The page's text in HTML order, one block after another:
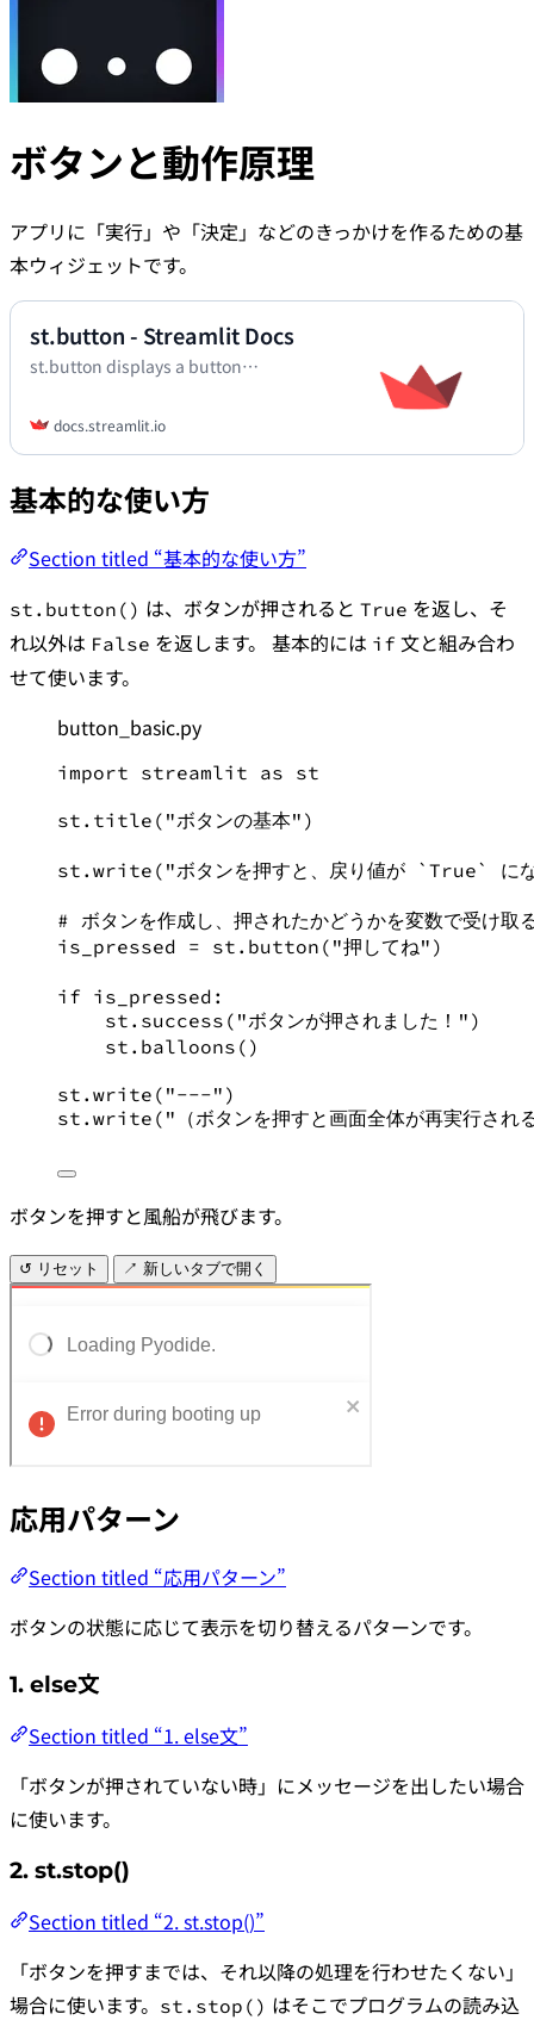
ボタンと動作原理
アプリに「実行」や「決定」などのきっかけを作るための基
本ウィジェットです。
st.button - Streamlit Docs
st.button displays a button
docs.streamlit.io
基本的な使い方
Section titled “基本的な使い方”
st.button() は、ボタンが押されると True を返し、そ
れ以外は False を返します。 基本的には if 文と組み合わ
せて使います。
button_basic.py
import streamlit as st
st.title( "ボタンの基本" )
st.write( "ボタンを押すと、戻り値が `True` に
# ボタンを作成し、押されたかどうかを変数で受け取
is_pressed = st.button( "押してね" )
if is_pressed:
st.success( "ボタンが押されました！ " )
st.balloons()
st.write( "---" )
st.write( " （ボタンを押すと画面全体が再実行さ
ボタンを押すと風船が飛びます。
↺ リセット ↗ 新しいタブで開く
応用パターン
Section titled “応用パターン”
ボタンの状態に応じて表示を切り替えるパターンです。
1. else文
Section titled “1. else文”
「ボタンが押されていない時」にメッセージを出したい場合
に使います。
2. st.stop()
Section titled “2. st.stop()”
「ボタンを押すまでは、それ以降の処理を行わせたくない」
場合に使います。 st.stop() はそこでプログラムの読み込